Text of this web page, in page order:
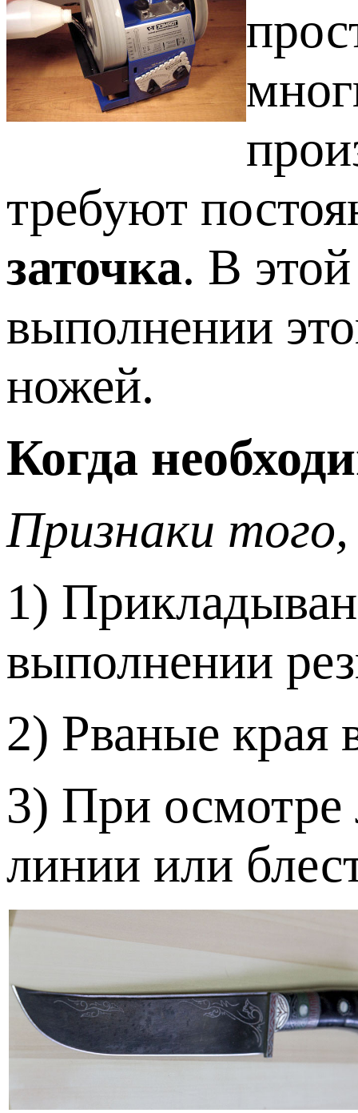
требуют
заточка. В
выполнении
ножей.
Когда
Признаки
1)
выполнении
2) Рваные края
3) При осмотре
линии или